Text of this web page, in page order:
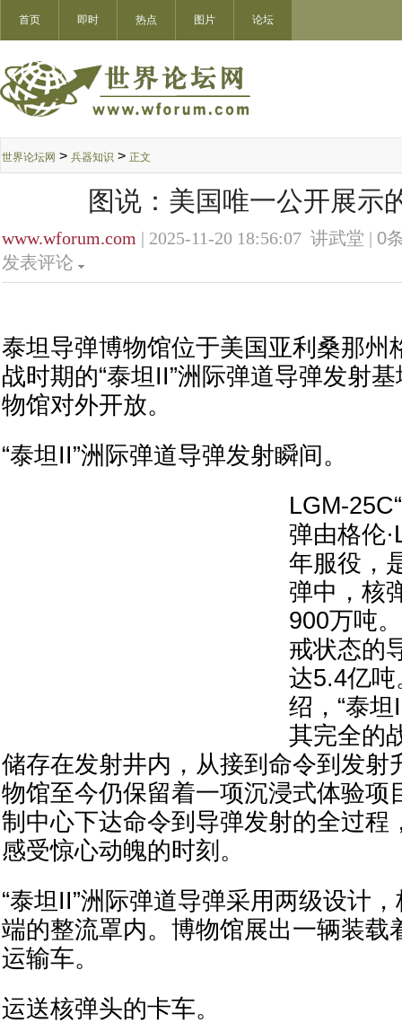
首页 即时 热点 图片 论坛
世界论坛网 > 兵器知识 > 正文
图说：美国唯一公开展示
www.wforum.com | 2025-11-20 18:56:07 讲武堂 | 0
发表评论
泰坦导弹博物馆位于美国亚利桑那州
战时期的“泰坦II”洲际弹道导弹发射
物馆对外开放。
“泰坦II”洲际弹道导弹发射瞬间。
LGM-
弹由格伦
年服役，
弹中，核
900万吨
戒状态的
达5.4亿
绍，“泰
其完全的
储存在发射井内，从接到命令到发射
物馆至今仍保留着一项沉浸式体验项
制中心下达命令到导弹发射的全过程
感受惊心动魄的时刻。
“泰坦II”洲际弹道导弹采用两级设计
端的整流罩内。博物馆展出一辆装载
运输车。
运送核弹头的卡车。